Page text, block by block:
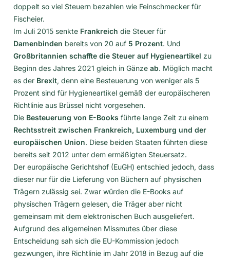
doppelt so viel Steuern bezahlen wie Feinschmecker für
Fischeier.
Im Juli 2015 senkte Frankreich die Steuer für
Damenbinden bereits von 20 auf 5 Prozent. Und
Großbritannien schaffte die Steuer auf Hygieneartikel zu
Beginn des Jahres 2021 gleich in Gänze ab. Möglich macht
es der Brexit, denn eine Besteuerung von weniger als 5
Prozent sind für Hygieneartikel gemäß der europäischeren
Richtlinie aus Brüssel nicht vorgesehen.
Die Besteuerung von E-Books führte lange Zeit zu einem
Rechtsstreit zwischen Frankreich, Luxemburg und der
europäischen Union. Diese beiden Staaten führten diese
bereits seit 2012 unter dem ermäßigten Steuersatz.
Der europäische Gerichtshof (EuGH) entschied jedoch, dass
dieser nur für die Lieferung von Büchern auf physischen
Trägern zulässig sei. Zwar würden die E-Books auf
physischen Trägern gelesen, die Träger aber nicht
gemeinsam mit dem elektronischen Buch ausgeliefert.
Aufgrund des allgemeinen Missmutes über diese
Entscheidung sah sich die EU-Kommission jedoch
gezwungen, ihre Richtlinie im Jahr 2018 in Bezug auf die